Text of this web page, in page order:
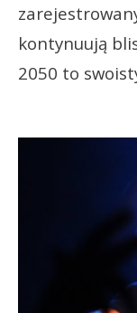
kontynuują
2050 to